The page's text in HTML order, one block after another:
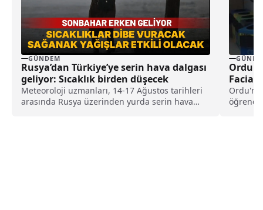
GÜNDEM
Rusya’dan Türkiye’ye serin hava dalgası
geliyor: Sıcaklık birden düşecek
Meteoroloji uzmanları, 14-17 Ağustos tarihleri
arasında Rusya üzerinden yurda serin hava
Ordu